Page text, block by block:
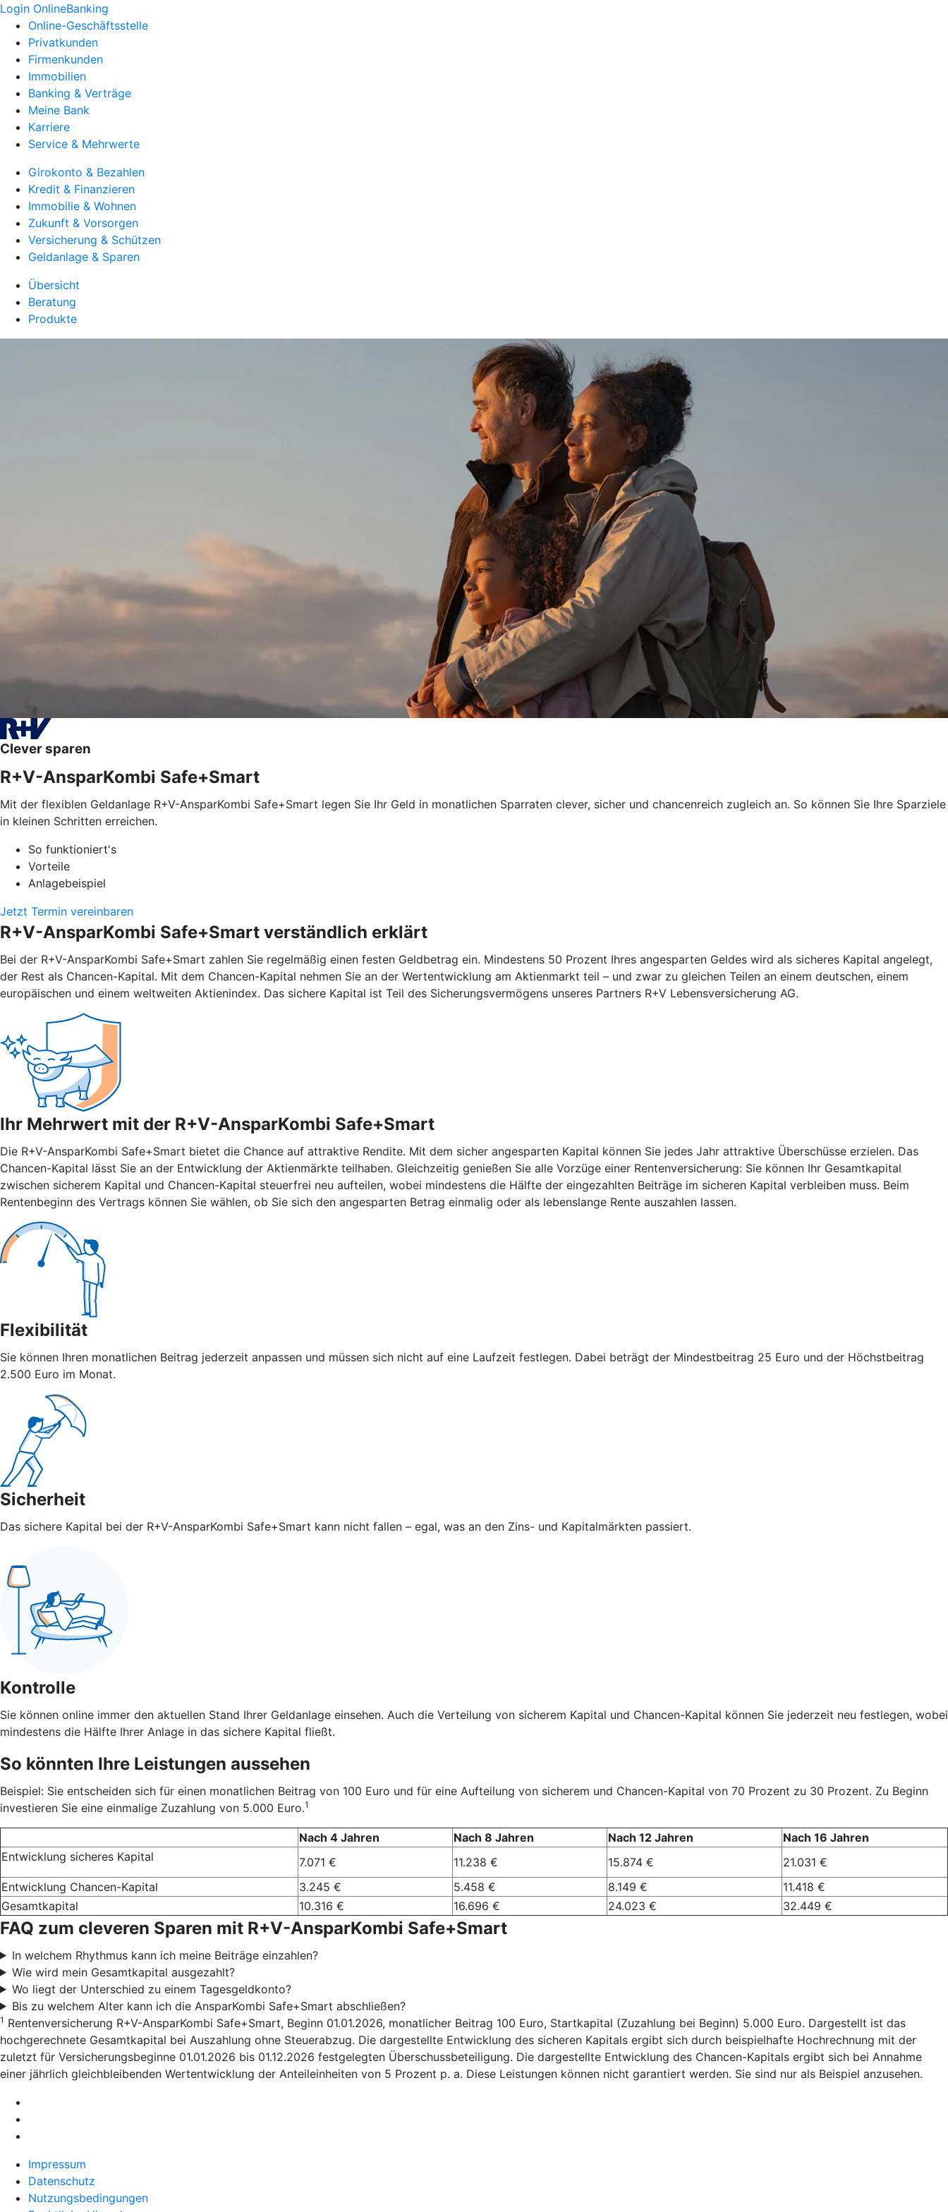
Login OnlineBanking
Online-Geschäftsstelle
Privatkunden
Firmenkunden
Immobilien
Banking & Verträge
Meine Bank
Karriere
Service & Mehrwerte
Girokonto & Bezahlen
Kredit & Finanzieren
Immobilie & Wohnen
Zukunft & Vorsorgen
Versicherung & Schützen
Geldanlage & Sparen
Übersicht
Beratung
Produkte
Clever sparen
R+V-AnsparKombi Safe+Smart
Mit der flexiblen Geldanlage R+V-AnsparKombi Safe+Smart legen Sie Ihr Geld in monatlichen Sparraten clever, sicher und chancenreich zugleich an. So können Sie Ihre Sparziele
in kleinen Schritten erreichen.
So funktioniert's
Vorteile
Anlagebeispiel
Jetzt Termin vereinbaren
R+V-AnsparKombi Safe+Smart verständlich erklärt
Bei der R+V-AnsparKombi Safe+Smart zahlen Sie regelmäßig einen festen Geldbetrag ein. Mindestens 50 Prozent Ihres angesparten Geldes wird als sicheres Kapital angelegt,
der Rest als Chancen-Kapital. Mit dem Chancen-Kapital nehmen Sie an der Wertentwicklung am Aktienmarkt teil – und zwar zu gleichen Teilen an einem deutschen, einem
europäischen und einem weltweiten Aktienindex. Das sichere Kapital ist Teil des Sicherungsvermögens unseres Partners R+V Lebensversicherung AG.
Ihr Mehrwert mit der R+V-AnsparKombi Safe+Smart
Die R+V-AnsparKombi Safe+Smart bietet die Chance auf attraktive Rendite. Mit dem sicher angesparten Kapital können Sie jedes Jahr attraktive Überschüsse erzielen. Das
Chancen-Kapital lässt Sie an der Entwicklung der Aktienmärkte teilhaben. Gleichzeitig genießen Sie alle Vorzüge einer Rentenversicherung: Sie können Ihr Gesamtkapital
zwischen sicherem Kapital und Chancen-Kapital steuerfrei neu aufteilen, wobei mindestens die Hälfte der eingezahlten Beiträge im sicheren Kapital verbleiben muss. Beim
Rentenbeginn des Vertrags können Sie wählen, ob Sie sich den angesparten Betrag einmalig oder als lebenslange Rente auszahlen lassen.
Flexibilität
Sie können Ihren monatlichen Beitrag jederzeit anpassen und müssen sich nicht auf eine Laufzeit festlegen. Dabei beträgt der Mindestbeitrag 25 Euro und der Höchstbeitrag
2.500 Euro im Monat.
Sicherheit
Das sichere Kapital bei der R+V-AnsparKombi Safe+Smart kann nicht fallen – egal, was an den Zins- und Kapitalmärkten passiert.
Kontrolle
Sie können online immer den aktuellen Stand Ihrer Geldanlage einsehen. Auch die Verteilung von sicherem Kapital und Chancen-Kapital können Sie jederzeit neu festlegen, wobei
mindestens die Hälfte Ihrer Anlage in das sichere Kapital fließt.
So könnten Ihre Leistungen aussehen
Beispiel: Sie entscheiden sich für einen monatlichen Beitrag von 100 Euro und für eine Aufteilung von sicherem und Chancen-Kapital von 70 Prozent zu 30 Prozent. Zu Beginn
investieren Sie eine einmalige Zuzahlung von 5.000 Euro.1
Nach 4 Jahren Nach 8 Jahren Nach 12 Jahren
Nach 16 Jahren
Entwicklung sicheres Kapital
7.071 € 11.238 € 15.874 €
21.031 €
Entwicklung Chancen-Kapital
3.245 € 5.458 € 8.149 €
11.418 €
Gesamtkapital
10.316 € 16.696 € 24.023 € 32.449 €
FAQ zum cleveren Sparen mit R+V-AnsparKombi Safe+Smart
In welchem Rhythmus kann ich meine Beiträge einzahlen?
Wie wird mein Gesamtkapital ausgezahlt?
Wo liegt der Unterschied zu einem Tagesgeldkonto?
Bis zu welchem Alter kann ich die AnsparKombi Safe+Smart abschließen?
1 Rentenversicherung R+V-AnsparKombi Safe+Smart, Beginn 01.01.2026, monatlicher Beitrag 100 Euro, Startkapital (Zuzahlung bei Beginn) 5.000 Euro. Dargestellt ist das
hochgerechnete Gesamtkapital bei Auszahlung ohne Steuerabzug. Die dargestellte Entwicklung des sicheren Kapitals ergibt sich durch beispielhafte Hochrechnung mit der
zuletzt für Versicherungsbeginne 01.01.2026 bis 01.12.2026 festgelegten Überschussbeteiligung. Die dargestellte Entwicklung des Chancen-Kapitals ergibt sich bei Annahme
einer jährlich gleichbleibenden Wertentwicklung der Anteileinheiten von 5 Prozent p. a. Diese Leistungen können nicht garantiert werden. Sie sind nur als Beispiel anzusehen.
Impressum
Datenschutz
Nutzungsbedingungen